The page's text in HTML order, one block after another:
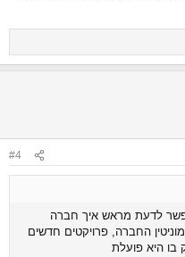
#4
לדעת מראש איך חברה
החברה, פרויקטים חדשים
היא פועלת